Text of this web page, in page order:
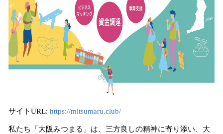
サイトURL: https://mitsumaru.club/
私たち「大阪みつまる」は、三方良しの精神に寄り添い、大